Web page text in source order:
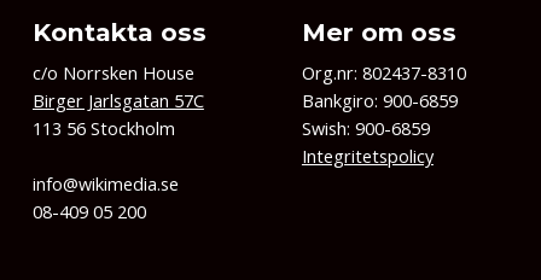
Kontakta oss
c/o Norrsken House
Birger Jarlsgatan 57C
113 56 Stockholm
info@wikimedia.se
08-409 05 200
Mer om oss
Org.nr: 802437-8310
Bankgiro: 900-6859
Swish: 900-6859
Integritetspolicy